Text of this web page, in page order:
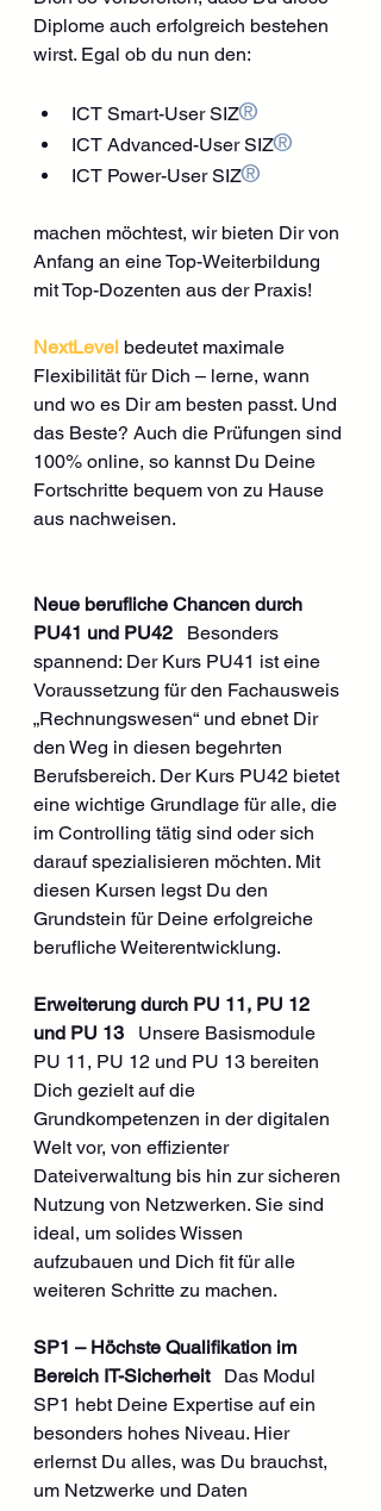
Diplome auch erfolgreich bestehen
wirst. Egal ob du nun den:
ICT Smart-User SIZ®
ICT Advanced-User SIZ®
ICT Power-User SIZ®
machen möchtest, wir bieten Dir von
Anfang an eine Top-Weiterbildung
mit Top-Dozenten aus der Praxis!
NextLevel bedeutet maximale
Flexibilität für Dich – lerne, wann
und wo es Dir am besten passt. Und
das Beste? Auch die Prüfungen sind
100% online, so kannst Du Deine
Fortschritte bequem von zu Hause
aus nachweisen.
Neue berufliche Chancen durch
PU41 und PU42 Besonders
spannend: Der Kurs PU41 ist eine
Voraussetzung für den Fachausweis
„Rechnungswesen“ und ebnet Dir
den Weg in diesen begehrten
Berufsbereich. Der Kurs PU42 bietet
eine wichtige Grundlage für alle, die
im Controlling tätig sind oder sich
darauf spezialisieren möchten. Mit
diesen Kursen legst Du den
Grundstein für Deine erfolgreiche
berufliche Weiterentwicklung.
Erweiterung durch PU 11, PU 12
und PU 13 Unsere Basismodule
PU 11, PU 12 und PU 13 bereiten
Dich gezielt auf die
Grundkompetenzen in der digitalen
Welt vor, von effizienter
Dateiverwaltung bis hin zur sicheren
Nutzung von Netzwerken. Sie sind
ideal, um solides Wissen
aufzubauen und Dich fit für alle
weiteren Schritte zu machen.
SP1 – Höchste Qualifikation im
Bereich IT-Sicherheit Das Modul
SP1 hebt Deine Expertise auf ein
besonders hohes Niveau. Hier
erlernst Du alles, was Du brauchst,
um Netzwerke und Daten